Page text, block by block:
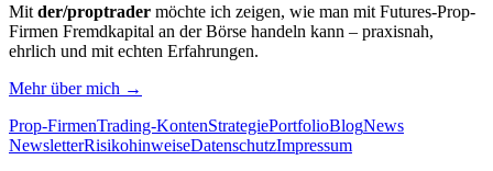
Mit der/proptrader möchte ich zeigen, wie man mit Futures-Prop-
Firmen Fremdkapital an der Börse handeln kann – praxisnah,
ehrlich und mit echten Erfahrungen.
Mehr über mich →
Prop-FirmenTrading-KontenStrategiePortfolioBlogNews
NewsletterRisikohinweiseDatenschutzImpressum